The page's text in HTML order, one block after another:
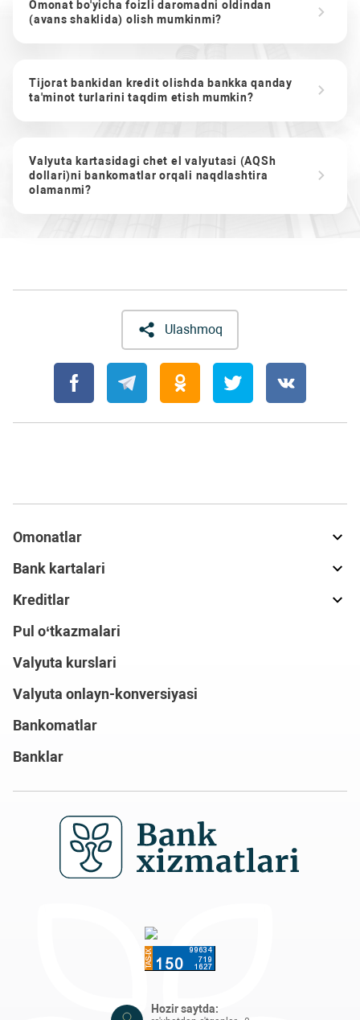
Omonat bo'yicha foizli daromadni oldindan
(avans shaklida) olish mumkinmi?
Tijorat bankidan kredit olishda bankka qanday
ta'minot turlarini taqdim etish mumkin?
Valyuta kartasidagi chet el valyutasi (AQSh
dollari)ni bankomatlar orqali naqdlashtira
olamanmi?
Ulashmoq
Omonatlar
Bank kartalari
Kreditlar
Pul o‘tkazmalari
Valyuta kurslari
Valyuta onlayn-konversiyasi
Bankomatlar
Banklar
Hozir saytda: